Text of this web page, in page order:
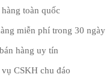
toàn quốc
miễn phí trong 30 ngày
hàng uy tín
CSKH chu đáo